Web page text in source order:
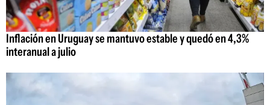
Inflación en Uruguay se mantuvo estable y quedó en 4,3%
interanual a julio